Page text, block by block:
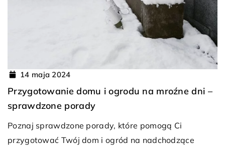
14 maja 2024
Przygotowanie domu i ogrodu na mroźne dni –
sprawdzone porady
Poznaj sprawdzone porady, które pomogą Ci
przygotować Twój dom i ogród na nadchodzące